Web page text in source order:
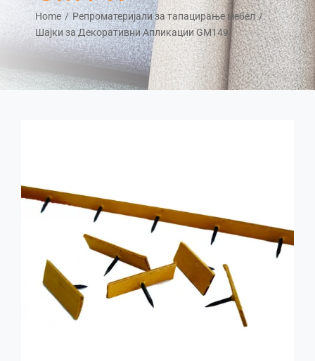
Home
Репроматеријали за тапацирање мебел
Шајки за Декоративни Апликации GM149